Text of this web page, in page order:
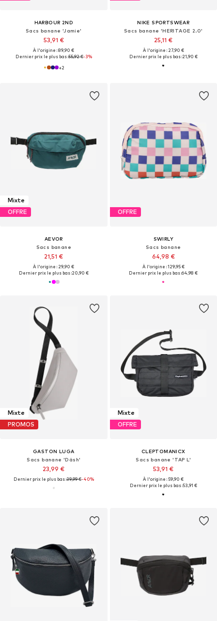
HARBOUR 2ND
Sacs banane 'Jamie'
53,91 €
À l'origine : 89,90 €
Dernier prix le plus bas :55,92 €-3%
+2
NIKE SPORTSWEAR
Sacs banane 'HERITAGE 2.0'
25,11 €
À l'origine : 27,90 €
Dernier prix le plus bas :21,90 €
Mixte
OFFRE
AEVOR
Sacs banane
21,51 €
À l'origine : 29,90 €
Dernier prix le plus bas :20,90 €
OFFRE
SWIRLY
Sacs banane
64,98 €
À l'origine : 129,95 €
Dernier prix le plus bas :64,98 €
Mixte
PROMOS
GASTON LUGA
Sacs banane 'Däsh'
23,99 €
Dernier prix le plus bas :39,99 €-40%
Mixte
OFFRE
CLEPTOMANICX
Sacs banane 'TAP L'
53,91 €
À l'origine : 59,90 €
Dernier prix le plus bas :53,91 €